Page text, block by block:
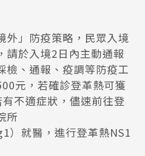
外」防疫策略，民眾入境
請於入境2日內主動通報
檢、通報、疫調等防疫工
元，若確診登革熱可獲
不適症狀，儘速前往登
所
就醫，進行登革熱NS1